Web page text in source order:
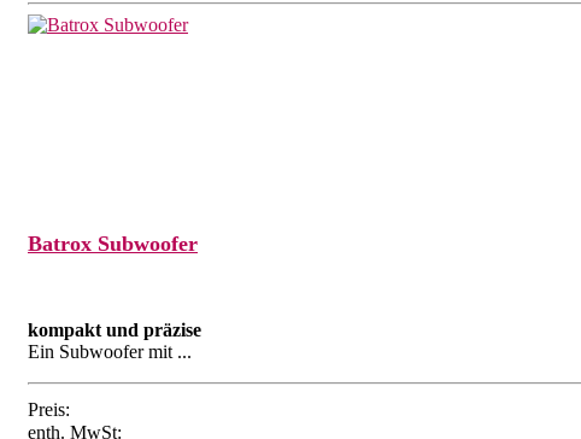
Batrox Subwoofer
kompakt und präzise
Ein Subwoofer mit ...
Preis:
enth. MwSt: